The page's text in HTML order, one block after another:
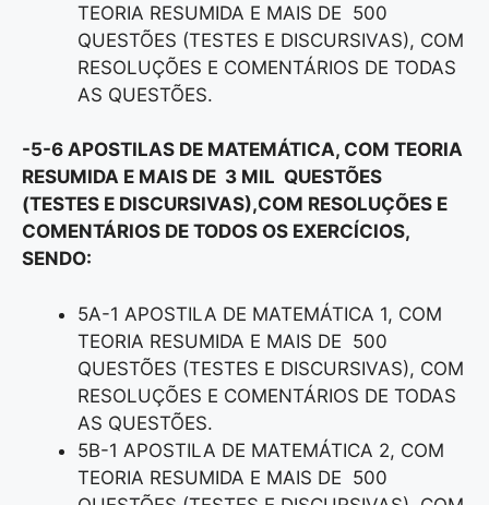
TEORIA RESUMIDA E MAIS DE 500
QUESTÕES (TESTES E DISCURSIVAS), COM
RESOLUÇÕES E COMENTÁRIOS DE TODAS
AS QUESTÕES.
-5-6 APOSTILAS DE MATEMÁTICA, COM TEORIA
RESUMIDA E MAIS DE 3 MIL QUESTÕES
(TESTES E DISCURSIVAS),COM RESOLUÇÕES E
COMENTÁRIOS DE TODOS OS EXERCÍCIOS,
SENDO:
5A-1 APOSTILA DE MATEMÁTICA 1, COM
TEORIA RESUMIDA E MAIS DE 500
QUESTÕES (TESTES E DISCURSIVAS), COM
RESOLUÇÕES E COMENTÁRIOS DE TODAS
AS QUESTÕES.
5B-1 APOSTILA DE MATEMÁTICA 2, COM
TEORIA RESUMIDA E MAIS DE 500